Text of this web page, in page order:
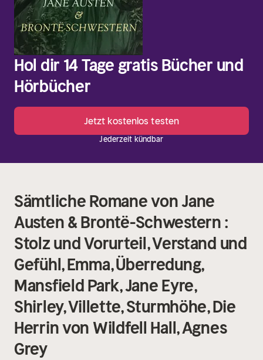
Hol dir 14 Tage gratis Bücher und
Hörbücher
Jetzt kostenlos testen
Jederzeit kündbar
Sämtliche Romane von Jane
Austen & Brontë-Schwestern :
Stolz und Vorurteil, Verstand und
Gefühl, Emma, Überredung,
Mansfield Park, Jane Eyre,
Shirley, Villette, Sturmhöhe, Die
Herrin von Wildfell Hall, Agnes
Grey